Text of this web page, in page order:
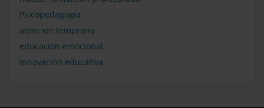
Psicopedagogía
atencion temprana
educacion emocional
innovación educativa